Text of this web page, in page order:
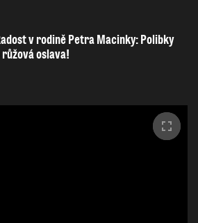
v rodině Petra Macinky: Polibky
růžová oslava!